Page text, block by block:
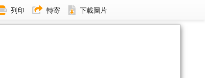
列印 轉寄 下載圖片